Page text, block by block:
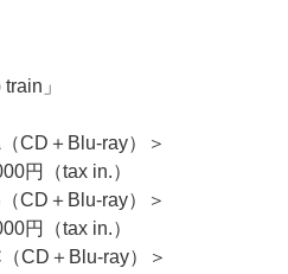
」
CD＋Blu-ray）＞
円（tax in.）
CD＋Blu-ray）＞
円（tax in.）
CD＋Blu-ray）＞